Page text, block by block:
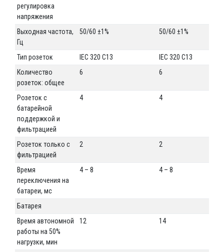
регулировка
напряжения
Выходная частота,
Гц
50/60 ±1% 50/60 ±1%
Тип розеток IEC 320 C13
IEC 320 C13
Количество
розеток: общее
6 6
Розеток с
батарейной
поддержкой и
фильтрацией
4 4
Розеток только с
фильтрацией
2 2
Время
переключения на
батареи, мс
4 – 8 4 – 8
Батарея
Время автономной
работы на 50%
нагрузки, мин
12 14